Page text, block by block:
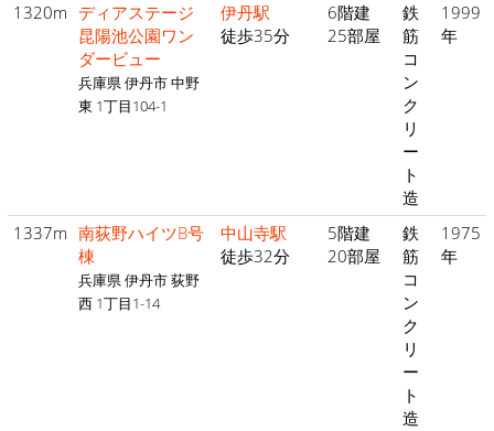
1320m ディアステージ
昆陽池公園ワン
ダービュー
兵庫県 伊丹市 中野
東 1丁目104-1
伊丹駅
徒歩35分
6階建
25部屋
鉄
筋
コ
ン
ク
リ
ー
ト
造
1999
年
1337m 南荻野ハイツB号
棟
兵庫県 伊丹市 荻野
西 1丁目1-14
中山寺駅
徒歩32分
5階建
20部屋
鉄
筋
コ
ン
ク
リ
ー
ト
造
1975
年